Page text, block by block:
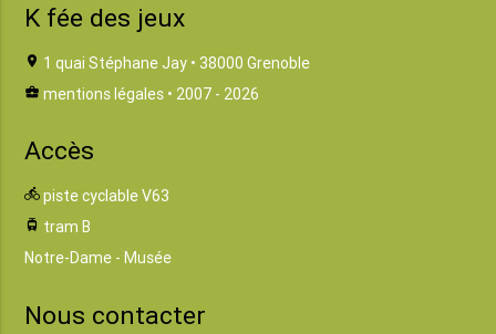
K fée des jeux
location_on 1 quai Stéphane Jay • 38000 Grenoble
business_center mentions légales • 2007 - 2026
Accès
directions_bike piste cyclable V63
tram tram B
Notre-Dame - Musée
Nous contacter